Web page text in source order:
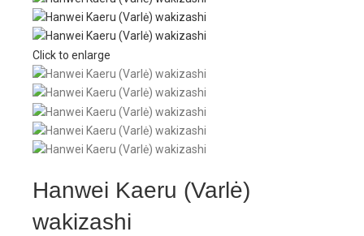
Click to enlarge
Hanwei Kaeru (Varlė)
wakizashi